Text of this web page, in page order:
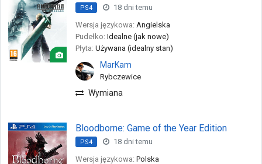
PS4
18 dni temu
Wersja językowa: Angielska
Pudełko: Idealne (jak nowe)
Płyta: Używana (idealny stan)
MarKam
Rybczewice
Wymiana
Bloodborne: Game of the Year Edition
PS4
18 dni temu
Wersja językowa: Polska